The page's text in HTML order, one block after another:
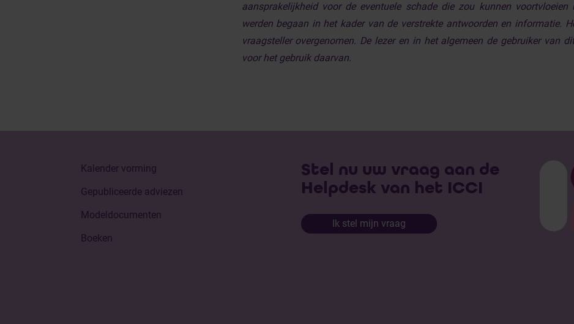
aansprakelijkheid voor de eventuele schade die zou kunnen
werden begaan in het kader van de verstrekte antwoorden en informatie.
vraagsteller overgenomen. De lezer en in het algemeen de gebruiker van
voor het gebruik daarvan.
Kalender vorming
Gepubliceerde adviezen
Modeldocumenten
Boeken
Stel nu uw vraag aan de
Helpdesk van het ICCI
Ik stel mijn vraag